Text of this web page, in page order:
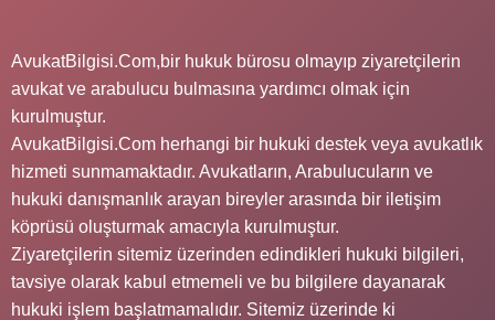
AvukatBilgisi.Com,bir hukuk bürosu olmayıp ziyaretçilerin
avukat ve arabulucu bulmasına yardımcı olmak için
kurulmuştur.
AvukatBilgisi.Com herhangi bir hukuki destek veya avukatlık
hizmeti sunmamaktadır. Avukatların, Arabulucuların ve
hukuki danışmanlık arayan bireyler arasında bir iletişim
köprüsü oluşturmak amacıyla kurulmuştur.
Ziyaretçilerin sitemiz üzerinden edindikleri hukuki bilgileri,
tavsiye olarak kabul etmemeli ve bu bilgilere dayanarak
hukuki işlem başlatmamalıdır. Sitemiz üzerinde ki